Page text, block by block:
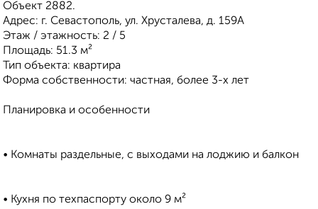
Объект 2882.
Адрес: г. Севастополь, ул. Хрусталева, д. 159А
Этаж / этажность: 2 / 5
Площадь: 51.3 м²
Тип объекта: квартира
Форма собственности: частная, более 3-х лет
Планировка и особенности
• Комнаты раздельные, с выходами на лоджию и балкон
• Кухня по техпаспорту около 9 м²